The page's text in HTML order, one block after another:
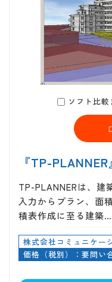
ソフト比
『TP-PLANNER
TP-PLANNERは、建
入力からプラン、面
積表作成に至る建築…
株式会社コミュニケー
価格（税別）：要問い